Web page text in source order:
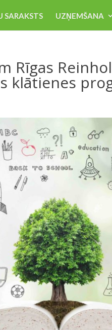
SARAKSTS UZŅEMŠANA
Rīgas
klātienes